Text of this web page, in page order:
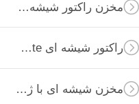
مخزن راکتور شیشه ای
راکتور شیشه ای Borosilicate
مخزن شیشه ای با ژاکت